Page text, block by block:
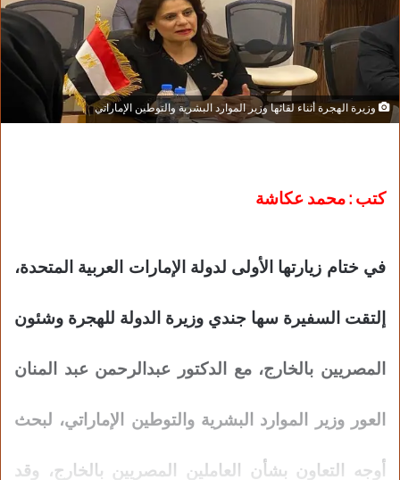
وزيرة الهجرة أثناء لقائها وزير الموارد البشرية والتوطين الإماراتي
كتب : محمد عكاشة
في ختام زيارتها الأولى لدولة الإمارات العربية المتحدة،
إلتقت السفيرة سها جندي وزيرة الدولة للهجرة وشئون
المصريين بالخارج، مع الدكتور عبدالرحمن عبد المنان
العور وزير الموارد البشرية والتوطين الإماراتي، لبحث
أوجه التعاون بشأن العاملين المصريين بالخارج، وقد